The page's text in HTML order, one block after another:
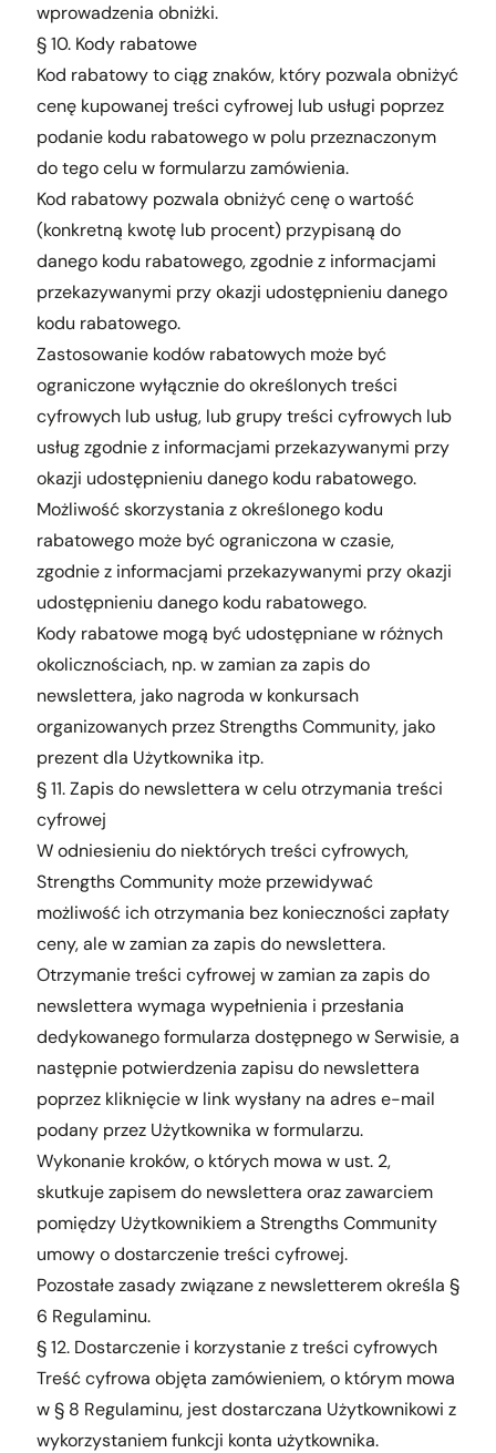
wprowadzenia obniżki.
§ 10. Kody rabatowe
Kod rabatowy to ciąg znaków, który pozwala obniżyć
cenę kupowanej treści cyfrowej lub usługi poprzez
podanie kodu rabatowego w polu przeznaczonym
do tego celu w formularzu zamówienia.
Kod rabatowy pozwala obniżyć cenę o wartość
(konkretną kwotę lub procent) przypisaną do
danego kodu rabatowego, zgodnie z informacjami
przekazywanymi przy okazji udostępnieniu danego
kodu rabatowego.
Zastosowanie kodów rabatowych może być
ograniczone wyłącznie do określonych treści
cyfrowych lub usług, lub grupy treści cyfrowych lub
usług zgodnie z informacjami przekazywanymi przy
okazji udostępnieniu danego kodu rabatowego.
Możliwość skorzystania z określonego kodu
rabatowego może być ograniczona w czasie,
zgodnie z informacjami przekazywanymi przy okazji
udostępnieniu danego kodu rabatowego.
Kody rabatowe mogą być udostępniane w różnych
okolicznościach, np. w zamian za zapis do
newslettera, jako nagroda w konkursach
organizowanych przez Strengths Community, jako
prezent dla Użytkownika itp.
§ 11. Zapis do newslettera w celu otrzymania treści
cyfrowej
W odniesieniu do niektórych treści cyfrowych,
Strengths Community może przewidywać
możliwość ich otrzymania bez konieczności zapłaty
ceny, ale w zamian za zapis do newslettera.
Otrzymanie treści cyfrowej w zamian za zapis do
newslettera wymaga wypełnienia i przesłania
dedykowanego formularza dostępnego w Serwisie, a
następnie potwierdzenia zapisu do newslettera
poprzez kliknięcie w link wysłany na adres e-mail
podany przez Użytkownika w formularzu.
Wykonanie kroków, o których mowa w ust. 2,
skutkuje zapisem do newslettera oraz zawarciem
pomiędzy Użytkownikiem a Strengths Community
umowy o dostarczenie treści cyfrowej.
Pozostałe zasady związane z newsletterem określa §
6 Regulaminu.
§ 12. Dostarczenie i korzystanie z treści cyfrowych
Treść cyfrowa objęta zamówieniem, o którym mowa
w § 8 Regulaminu, jest dostarczana Użytkownikowi z
wykorzystaniem funkcji konta użytkownika.